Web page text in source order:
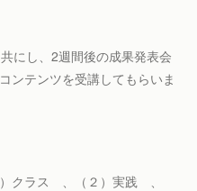
にし、2週間後の成果発表会
ンテンツを受講してもらいま
クラス 、（２）実践 、